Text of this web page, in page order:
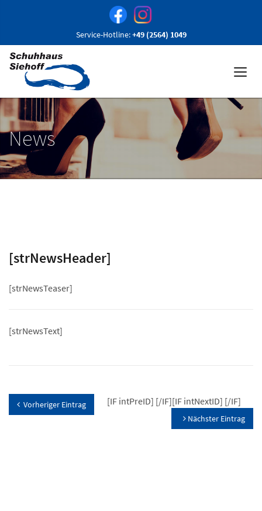
Service-Hotline:+49 (2564) 1049
News
[strNewsHeader]
[strNewsTeaser]
[strNewsText]
[IF intPreID]
Vorheriger Eintrag [/IF][IF intNextID]
Nächster Eintrag
[/IF]